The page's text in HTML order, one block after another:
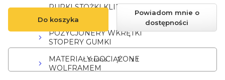
RURKI STOŻKI KLIPSY
BEZPIECZNE
POZYCJONERY WKRĘTKI
STOPERY GUMKI
MATERIAŁY DOCIĄŻONE
WOLFRAMEM
Do koszyka
Powiadom mnie o
dostępności
Strona z 1